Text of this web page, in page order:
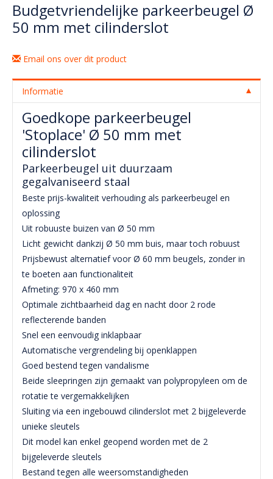
Budgetvriendelijke parkeerbeugel Ø
50 mm met cilinderslot
Email ons over dit product
Informatie
Goedkope parkeerbeugel
'Stoplace' Ø 50 mm met
cilinderslot
Parkeerbeugel uit duurzaam
gegalvaniseerd staal
Beste prijs-kwaliteit verhouding als parkeerbeugel en
oplossing
Uit robuuste buizen van Ø 50 mm
Licht gewicht dankzij Ø 50 mm buis, maar toch robuust
Prijsbewust alternatief voor Ø 60 mm beugels, zonder in
te boeten aan functionaliteit
Afmeting: 970 x 460 mm
Optimale zichtbaarheid dag en nacht door 2 rode
reflecterende banden
Snel een eenvoudig inklapbaar
Automatische vergrendeling bij openklappen
Goed bestend tegen vandalisme
Beide sleepringen zijn gemaakt van polypropyleen om de
rotatie te vergemakkelijken
Sluiting via een ingebouwd cilinderslot met 2 bijgeleverde
unieke sleutels
Dit model kan enkel geopend worden met de 2
bijgeleverde sleutels
Bestand tegen alle weersomstandigheden